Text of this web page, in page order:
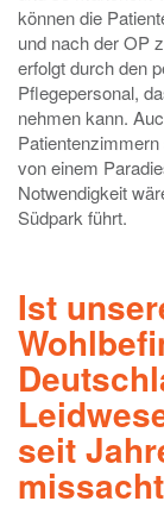
können die
und nach der OP
erfolgt durch den
Pflegepersonal,
nehmen kann.
von einem
Notwendigkeit
Südpark führt.
Ist
seit